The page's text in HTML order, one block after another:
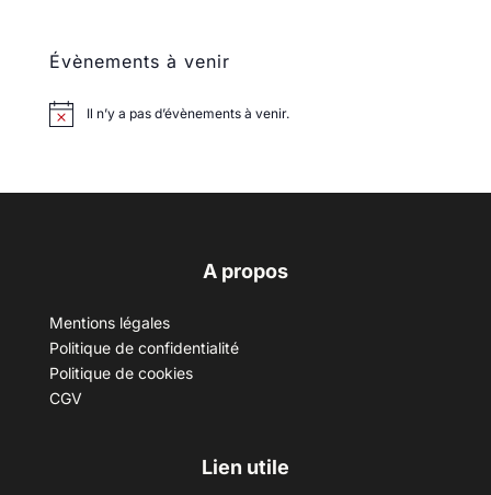
Évènements à venir
Il n’y a pas d’évènements à venir.
A propos
Mentions légales
Politique de confidentialité
Politique de cookies
CGV
Lien utile